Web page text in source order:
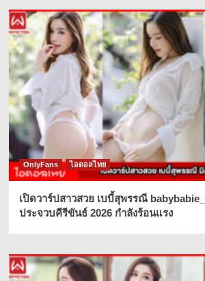
OnlyFans ไอดอลไทย
เปิดวาร์ปสาวสวย เบบี้สุพรรณี
ประจวบคีรีขันธ์ 2026 กำลังร้อนแรง